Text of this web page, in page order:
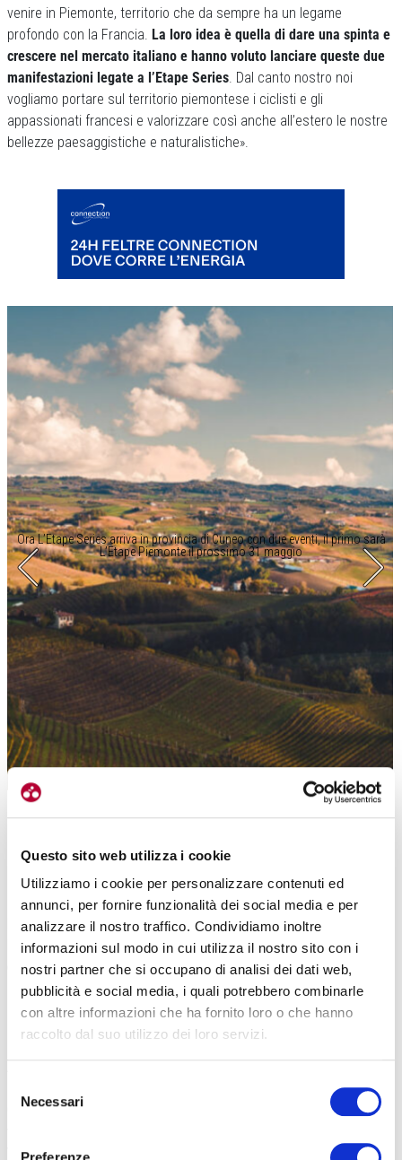
Questo sito web utilizza i cookie
Utilizziamo i cookie per personalizzare contenuti ed
annunci, per fornire funzionalità dei social media e per
analizzare il nostro traffico. Condividiamo inoltre
informazioni sul modo in cui utilizza il nostro sito con i
nostri partner che si occupano di analisi dei dati web,
pubblicità e social media, i quali potrebbero combinarle
con altre informazioni che ha fornito loro o che hanno
raccolto dal suo utilizzo dei loro servizi.
delNecessari
Preferenze
venire in Piemonte, territorio che da sempre ha un legame
profondo con la Francia. La loro idea è quella di dare una spinta e
crescere nel mercato italiano e hanno voluto lanciare queste due
manifestazioni legate a l’Etape Series. Dal canto nostro noi
vogliamo portare sul territorio piemontese i ciclisti e gli
appassionati francesi e valorizzare così anche all’estero le nostre
bellezze paesaggistiche e naturalistiche».
Ora L’Etape Series arriva in provincia di Cuneo con due eventi, il primo sarà
L’Etape Piemonte il prossimo 31 maggio
INTERESSI COMUNI
La proposta e l’occasione si sono presentate sotto forma di
biglietto da visita sul quale c’era la fotografia della Granfondo Alpi
del Mare , organizzata a settembre 2025 per la prima volta. A
questa si aggiunge un’altra manifestazione, richiesta da A.S.O. e
arrivata grazie anche all’interesse degli enti territoriali.
interessati nel replicare la cosa e da qui è nata l’Etape Piemonte.
Consorzio Mergreen è venuto a chiedercelo perché volevano
Vermenagna. Fondamentalmente abbiamo unito le esigenze del